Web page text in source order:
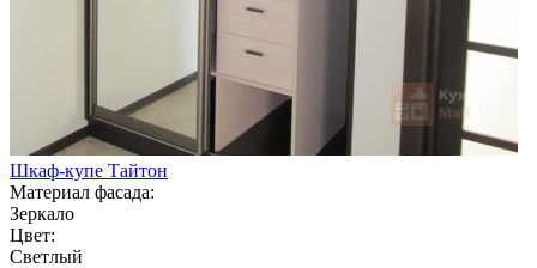
Шкаф-купе Тайтон
Материал фасада:
Зеркало
Цвет:
Светлый